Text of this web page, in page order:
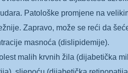
Patološke promjene na
Zapravo, može se reći da
masnoća (dislipidemije).
malih krvnih žila (dijabetička